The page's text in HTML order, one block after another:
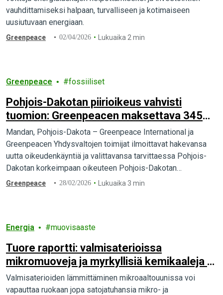
vauhdittamiseksi halpaan, turvalliseen ja kotimaiseen
uusiutuvaan energiaan.
Greenpeace 02/04/2026 Lukuaika 2 min
Greenpeace fossiiliset
Pohjois-Dakotan piirioikeus vahvisti
tuomion: Greenpeacen maksettava 345
miljoonan dollarin korvaukset Energy
Transferille Yhdysvalloissa – Greenpeace
valittaa tuomiosta
Mandan, Pohjois-Dakota – Greenpeace International ja
Greenpeacen Yhdysvaltojen toimijat ilmoittavat hakevansa
uutta oikeudenkäyntiä ja valittavansa tarvittaessa Pohjois-
Dakotan korkeimpaan oikeuteen Pohjois-Dakotan
piirioikeuden tänään antamasta tuomiosta.
Greenpeace 28/02/2026 Lukuaika 3 min
Energia muovisaaste
Tuore raportti: valmisaterioissa
mikromuoveja ja myrkyllisiä kemikaaleja –
muovipakkausten kulutus kasvaa
räjähdysmäisesti, samalla sääntely on
Valmisaterioiden lämmittäminen mikroaaltouunissa voi
vapauttaa ruokaan jopa satojatuhansia mikro- ja